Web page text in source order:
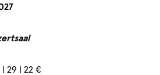
29 | 22 €